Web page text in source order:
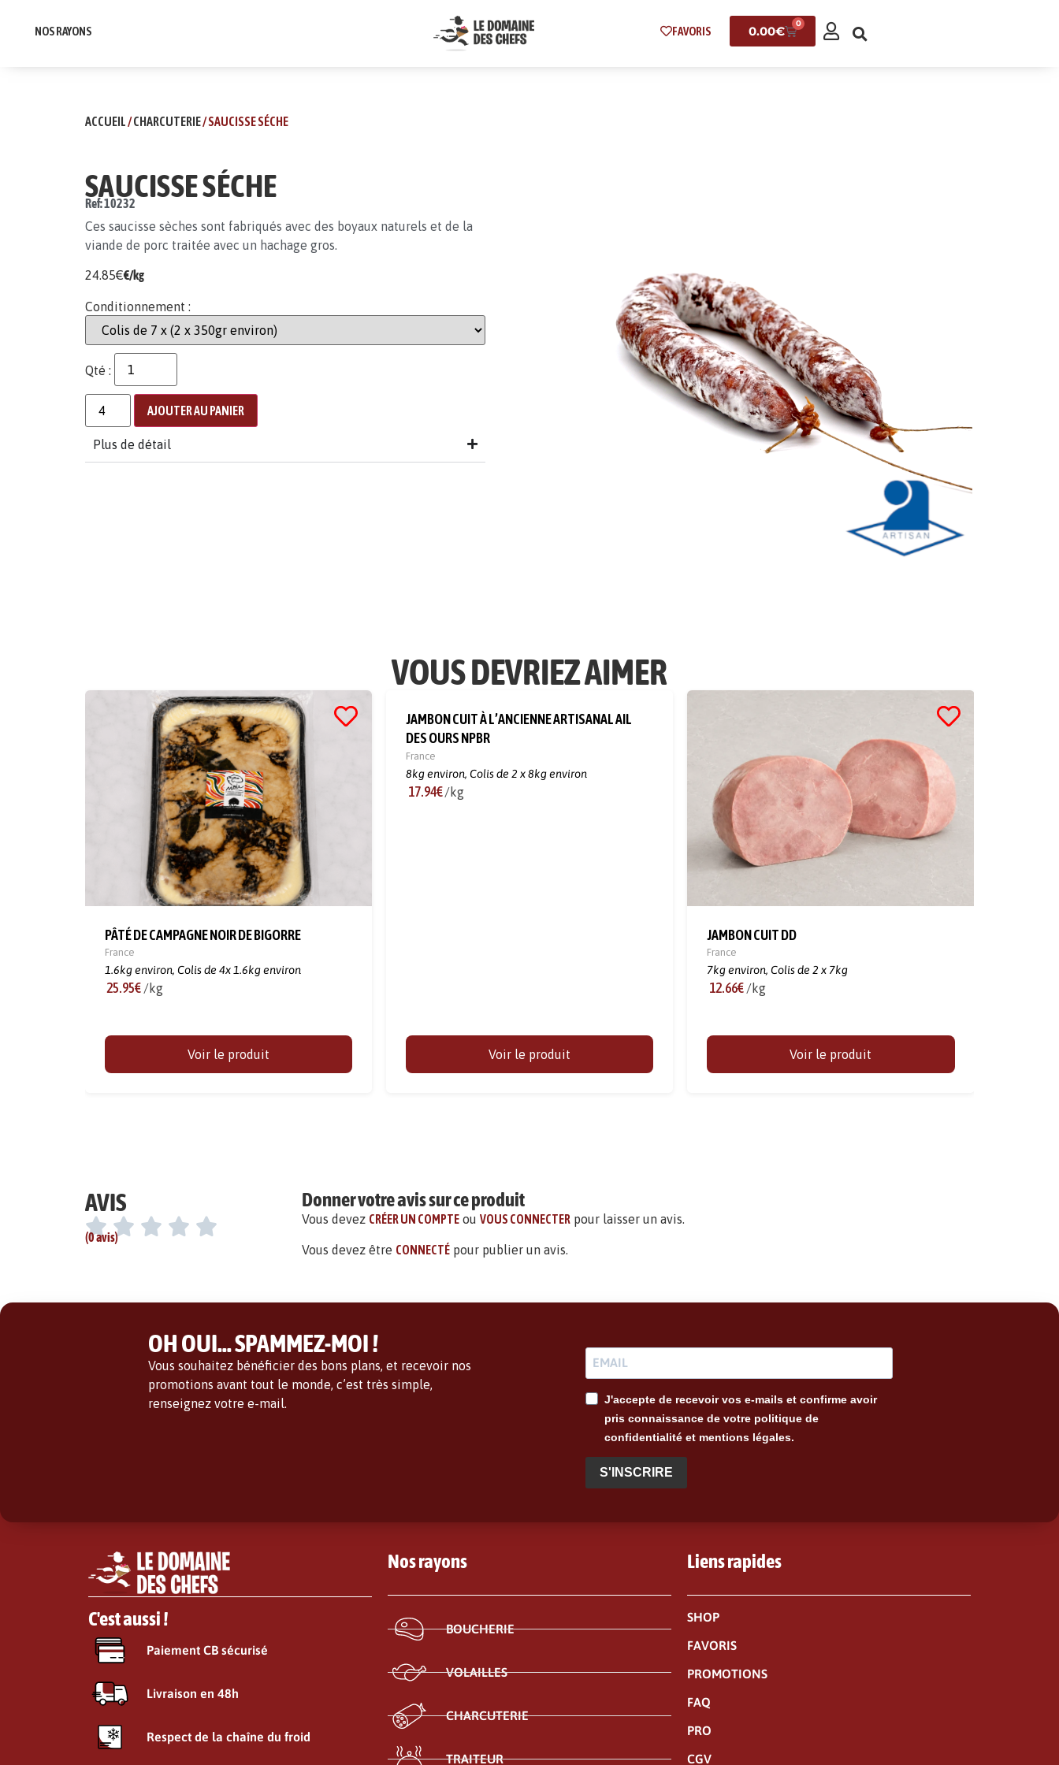
NOS RAYONS FAVORIS 0.00€
0
ACCUEIL/CHARCUTERIE/ SAUCISSE SÉCHE
SAUCISSE SÉCHE
Ref: 10232
Ces saucisse sèches sont fabriqués avec des boyaux naturels et de la
viande de porc traitée avec un hachage gros.
24.85€€/kg
Conditionnement :
Qté :
AJOUTER AU PANIER
Plus de détail
VOUS DEVRIEZ AIMER
PÂTÉ DE CAMPAGNE NOIR DE BIGORRE
France
1.6kg environ, Colis de 4x 1.6kg environ
25.95€ /kg
Voir le produit
JAMBON CUIT À L’ANCIENNE ARTISANAL AIL
DES OURS NPBR
France
8kg environ, Colis de 2 x 8kg environ
17.94€/kg
Voir le produit
JAMBON CUIT DD
France
7kg environ, Colis de 2 x 7kg
12.66€ /kg
Voir le produit
AVIS
(0 avis)
Donner votre avis sur ce produit
Vous devez CRÉER UN COMPTEou VOUS CONNECTERpour laisser un avis.
Vous devez être CONNECTÉpour publier un avis.
OH OUI... SPAMMEZ-MOI !
Vous souhaitez bénéficier des bons plans, et recevoir nos
promotions avant tout le monde, c’est très simple,
renseignez votre e-mail.
J'accepte de recevoir vos e-mails et confirme avoir
pris connaissance de votre politique de
confidentialité et mentions légales.
S'INSCRIRE
C'est aussi !
Paiement CB sécurisé
Livraison en 48h
Respect de la chaîne du froid
Nos rayons
BOUCHERIE
VOLAILLES
CHARCUTERIE
TRAITEUR
Liens rapides
SHOP
FAVORIS
PROMOTIONS
FAQ
PRO
CGV